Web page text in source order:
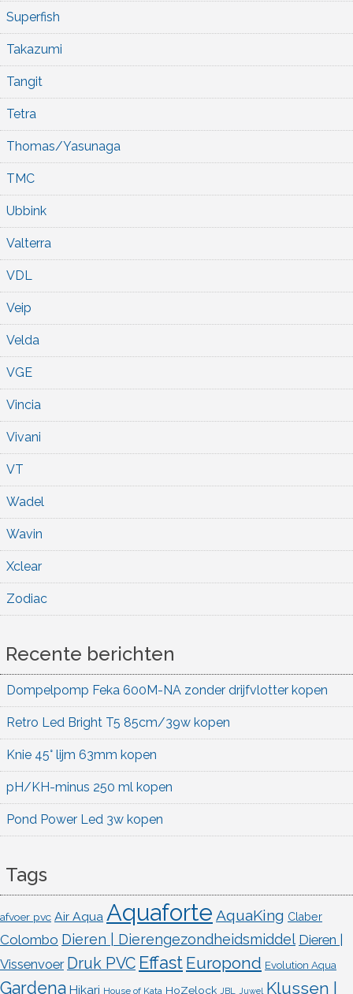
Superfish
Takazumi
Tangit
Tetra
Thomas/Yasunaga
TMC
Ubbink
Valterra
VDL
Veip
Velda
VGE
Vincia
Vivani
VT
Wadel
Wavin
Xclear
Zodiac
Recente berichten
Dompelpomp Feka 600M-NA zonder drijfvlotter kopen
Retro Led Bright T5 85cm/39w kopen
Knie 45° lijm 63mm kopen
pH/KH-minus 250 ml kopen
Pond Power Led 3w kopen
Tags
afvoer pvc Air Aqua Aquaforte AquaKing Claber
Colombo Dieren | Dierengezondheidsmiddel Dieren |
Vissenvoer Druk PVC Effast Europond Evolution Aqua
Gardena Hikari House of Kata HoZelock JBL Juwel Klussen |